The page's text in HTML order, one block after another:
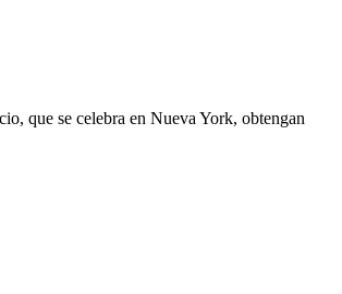
que se celebra en Nueva York, obtengan